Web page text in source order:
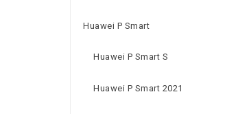
Huawei P Smart
Huawei P Smart S
Huawei P Smart 2021